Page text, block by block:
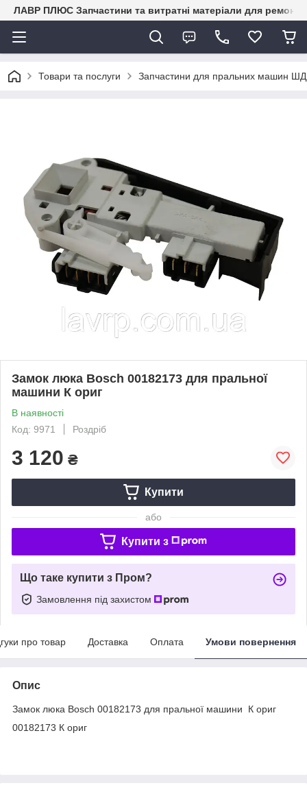
ЛАВР ПЛЮС Запчастини та витратні матеріали для ремонту
Товари та послуги Запчастини для пральних машин ШД
Замок люка Bosch 00182173 для пральної
машини К ориг
В наявності
Код: 9971
Роздріб
3 120 ₴
Купити
або
Купити з
Що таке купити з Пром?
Замовлення під захистом
про товар Доставка Оплата Умови повернення
Опис
Замок люка Bosch 00182173 для пральної машини К ориг
00182173 К ориг